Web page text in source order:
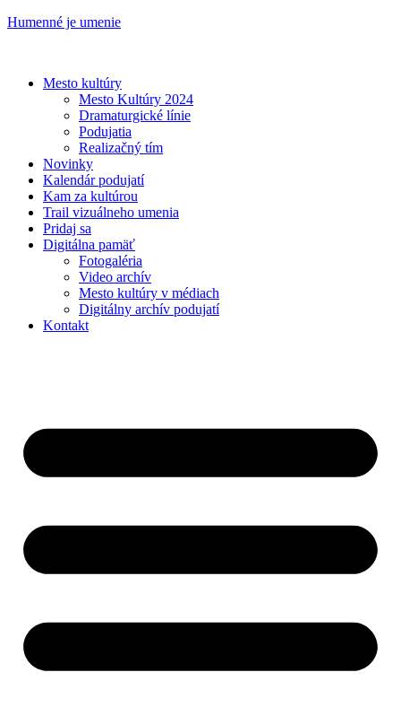
Humenné je umenie
Mesto kultúry
Mesto Kultúry 2024
Dramaturgické línie
Podujatia
Realizačný tím
Novinky
Kalendár podujatí
Kam za kultúrou
Trail vizuálneho umenia
Pridaj sa
Digitálna pamäť
Fotogaléria
Video archív
Mesto kultúry v médiach
Digitálny archív podujatí
Kontakt